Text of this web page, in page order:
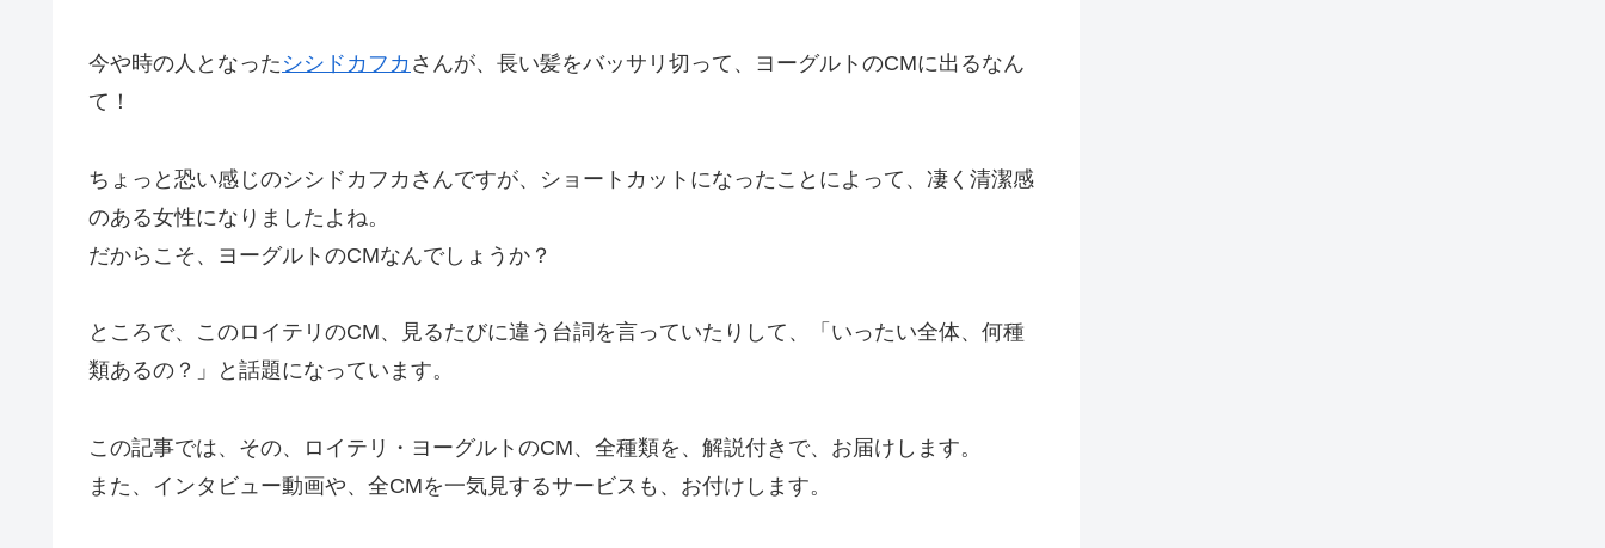
今や時の人となった シシドカフカ さんが、長い髪をバッサリ切って、ヨーグルトのCMに出るなん
て！
ちょっと恐い感じのシシドカフカさんですが、ショートカットになったことによって、凄く清潔感
のある女性になりましたよね。
だからこそ、ヨーグルトのCMなんでしょうか？
ところで、このロイテリのCM、見るたびに違う台詞を言っていたりして、「いったい全体、何種
類あるの？」と話題になっています。
この記事では、その、ロイテリ・ヨーグルトのCM、全種類を、解説付きで、お届けします。
また、インタビュー動画や、全CMを一気見するサービスも、お付けします。